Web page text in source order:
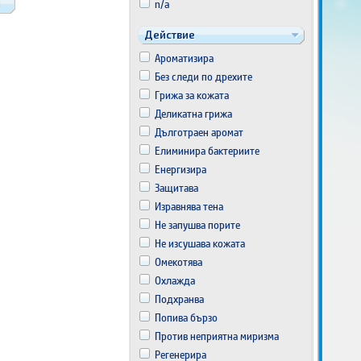
Действие
Ароматизира
Без следи по дрехите
Грижа за кожата
Деликатна грижа
Дълготраен аромат
Елиминира бактериите
Енергизира
Защитава
Изравнява тена
Не запушва порите
Не изсушава кожата
Омекотява
Охлажда
Подхранва
Попива бързо
Против неприятна миризма
Регенерира